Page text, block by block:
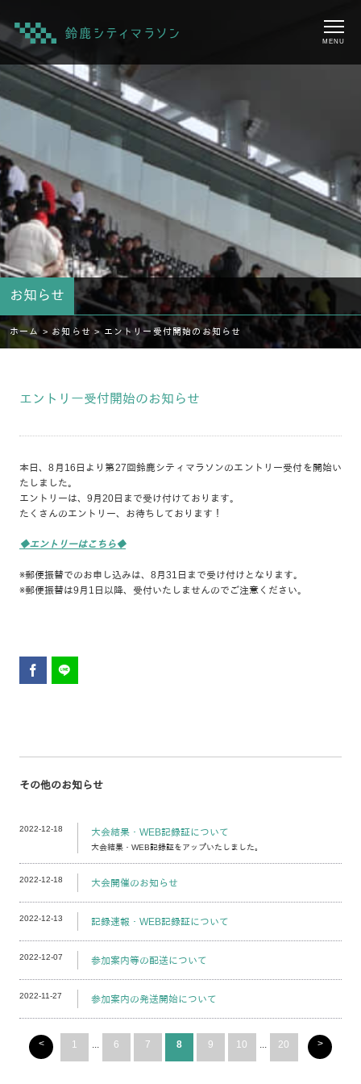
MENU
お知らせ
ホーム > お知らせ > エントリー受付開始のお知らせ
エントリー受付開始のお知らせ
本日、8月16日より第27回鈴鹿シティマラソンのエントリー受付を開始い
たしました。
エントリーは、9月20日まで受け付けております。
たくさんのエントリー、お待ちしております！
◆エントリーはこちら◆
※郵便振替でのお申し込みは、8月31日まで受け付けとなります。
※郵便振替は9月1日以降、受付いたしませんのでご注意ください。
その他のお知らせ
2022-12-18 大会結果・WEB記録証について
大会結果・WEB記録証をアップいたしました。
2022-12-18 大会開催のお知らせ
2022-12-13 記録速報・WEB記録証について
2022-12-07 参加案内等の配送について
2022-11-27 参加案内の発送開始について
< 1 ... 6 7 8 9 10 ... 20 >